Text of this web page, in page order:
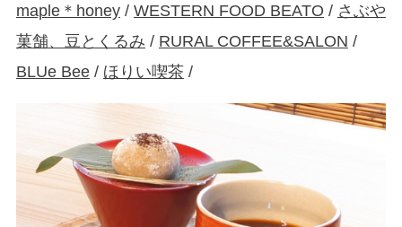
maple＊honey/ WESTERN FOOD BEATO / さぶや
菓舗、豆とくるみ / RURAL COFFEE&SALON /
BLUe Bee/ ほりい喫茶/